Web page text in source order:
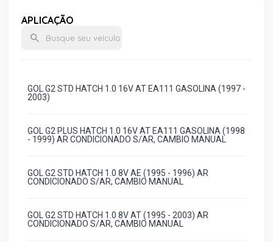
APLICAÇÃO
GOL G2 STD HATCH 1.0 16V AT EA111 GASOLINA (1997 -
2003)
GOL G2 PLUS HATCH 1.0 16V AT EA111 GASOLINA (1998
- 1999) AR CONDICIONADO S/AR, CAMBIO MANUAL
GOL G2 STD HATCH 1.0 8V AE (1995 - 1996) AR
CONDICIONADO S/AR, CAMBIO MANUAL
GOL G2 STD HATCH 1.0 8V AT (1995 - 2003) AR
CONDICIONADO S/AR, CAMBIO MANUAL